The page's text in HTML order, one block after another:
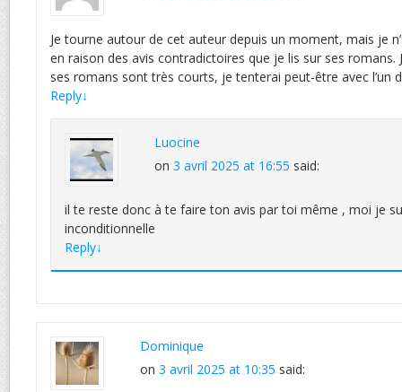
Je tourne autour de cet auteur depuis un moment, mais je
en raison des avis contradictoires que je lis sur ses romans.
ses romans sont très courts, je tenterai peut-être avec l’un
Reply↓
Luocine
on 3 avril 2025 at 16:55 said:
il te reste donc à te faire ton avis par toi même , moi je
inconditionnelle
Reply↓
Dominique
on 3 avril 2025 at 10:35 said: